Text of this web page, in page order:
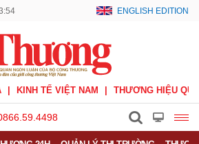
ENGLISH EDITION
KINH TẾ VIỆT NAM THƯƠNG HIỆU